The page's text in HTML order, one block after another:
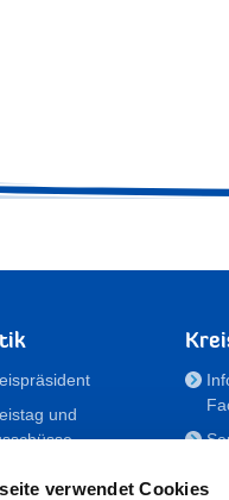
verwendet Cookies
und